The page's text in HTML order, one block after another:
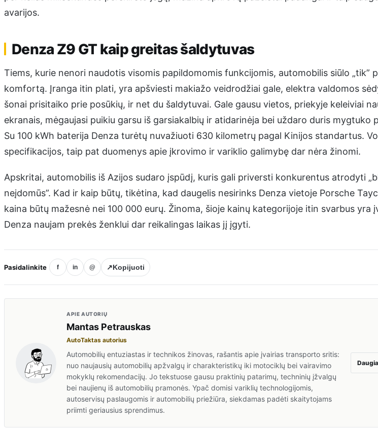
avarijos.
Denza Z9 GT kaip greitas šaldytuvas
Tiems, kurie nenori naudotis visomis papildomomis funkcijomis, automobilis siūlo „tik”
komfortą. Įranga itin plati, yra apšviesti makiažo veidrodžiai gale, elektra valdomos
šonai prisitaiko prie posūkių, ir net du šaldytuvai. Gale gausu vietos, priekyje keleiviai
ekranais, mėgaujasi puikiu garsu iš garsiakalbių ir atidarinėja bei uždaro duris mygtuko
Su 100 kWh baterija Denza turėtų nuvažiuoti 630 kilometrų pagal Kinijos standartus.
specifikacijos, taip pat duomenys apie įkrovimo ir variklio galimybę dar nėra žinomi.
Apskritai, automobilis iš Azijos sudaro įspūdį, kuris gali priversti konkurentus atrodyti
neįdomūs”. Kad ir kaip būtų, tikėtina, kad daugelis nesirinks Denza vietoje Porsche
kaina būtų mažesnė nei 100 000 eurų. Žinoma, šioje kainų kategorijoje itin svarbus yra
Denza naujam prekės ženklui dar reikalingas laikas jį įgyti.
Pasidalinkite f in @ ↗Kopijuoti
APIE AUTORIŲ
Mantas Petrauskas
AutoTaktas autorius
Automobilių entuziastas ir technikos žinovas, rašantis apie įvairias transporto sritis:
nuo naujausių automobilių apžvalgų ir charakteristikų iki motociklų bei vairavimo
mokyklų rekomendacijų. Jo tekstuose gausu praktinių patarimų, techninių įžvalgų
bei naujienų iš automobilių pramonės. Ypač domisi variklių technologijomis,
autoservisų paslaugomis ir automobilių priežiūra, siekdamas padėti skaitytojams
priimti geriausius sprendimus.